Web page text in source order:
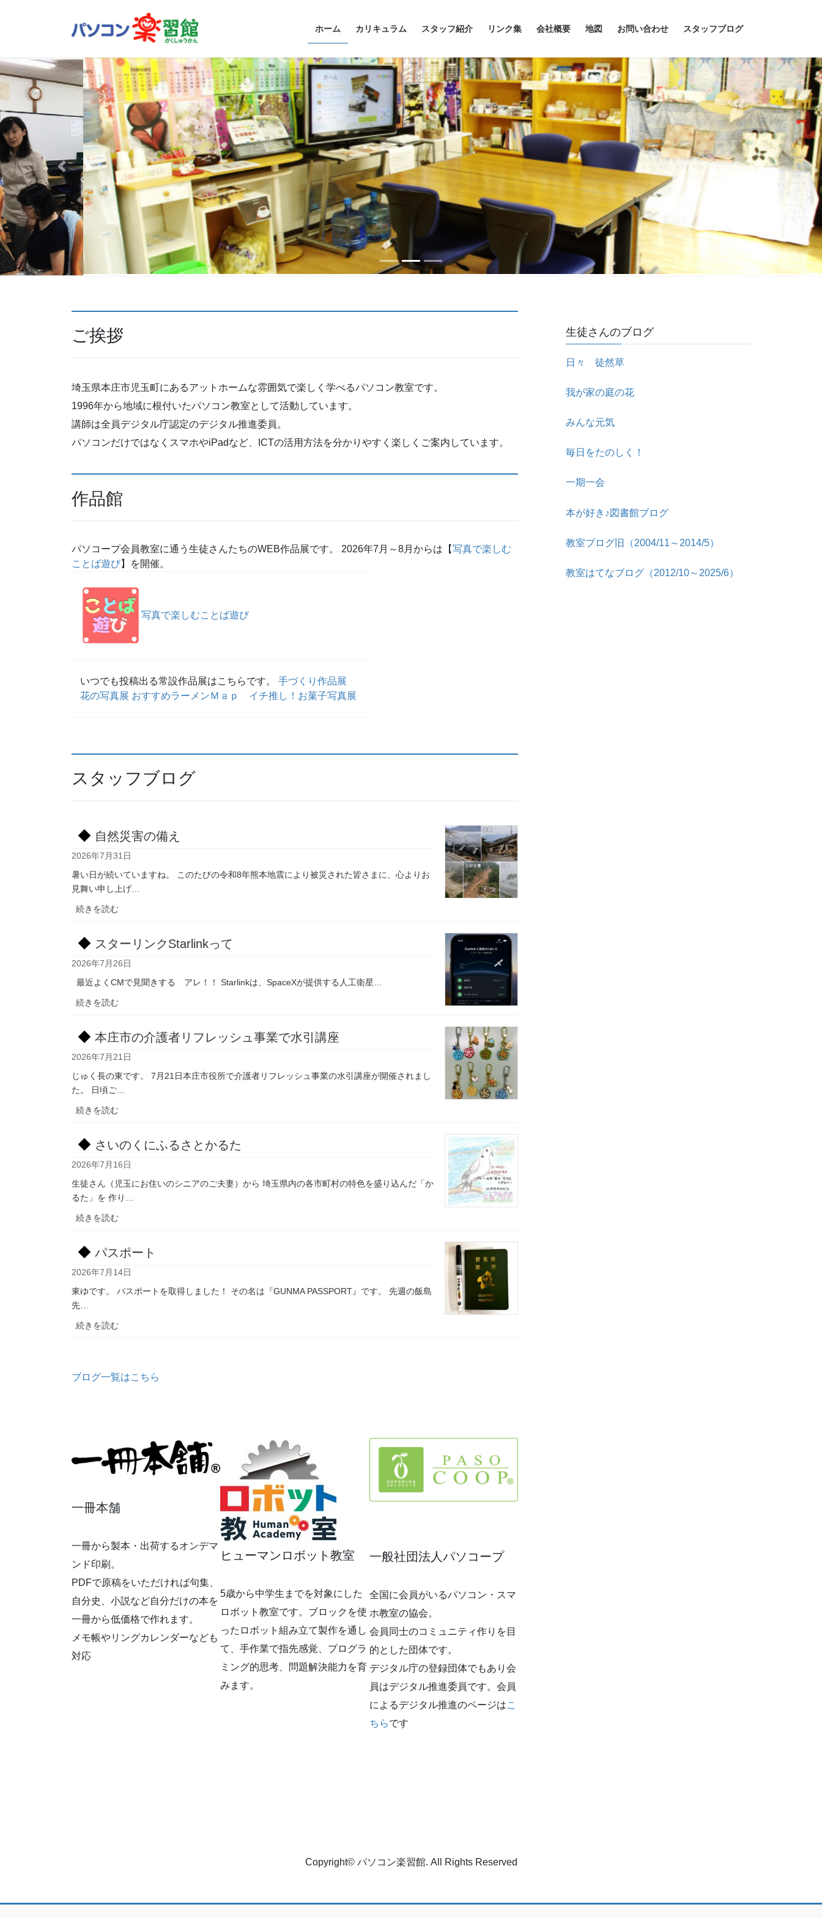
ツ
へ
ス
キ
ッ
プ
シ
ョ
ン
に
移
動
ホーム カリキュラム スタッフ紹介 リンク集 会社概要 地図 お問い合わせ スタッフブログ
Previous Next
ご挨拶
埼玉県本庄市児玉町にあるアットホームな雰囲気で楽しく学べるパソコン教室です。
1996年から地域に根付いたパソコン教室として活動しています。
講師は全員デジタル庁認定のデジタル推進委員。
パソコンだけではなくスマホやiPadなど、ICTの活用方法を分かりやすく楽しくご案内しています。
作品館
パソコープ会員教室に通う生徒さんたちのWEB作品展です。 2026年7月～8月からは【写真で楽しむ
ことば遊び】を開催。
写真で楽しむことば遊び
いつでも投稿出る常設作品展はこちらです。
手づくり作品展
花の写真展 おすすめラーメンＭａｐ イチ推し！お菓子写真展
スタッフブログ
自然災害の備え
2026年7月31日
暑い日が続いていますね。 このたびの令和8年熊本地震により被災された皆さまに、心よりお
見舞い申し上げ…
続きを読む
害
スターリンクStarlinkって
2026年7月26日
最近よくCMで見聞きする アレ！！ Starlinkは、SpaceXが提供する人工衛星…
続きを読む
ー
リ
ン
本庄市の介護者リフレッシュ事業で水引講座
2026年7月21日
じゅく長の東です。 7月21日本庄市役所で介護者リフレッシュ事業の水引講座が開催されまし
た。 日頃ご…
続きを読む
市
の
介
レ
シ
ュ
講
さいのくにふるさとかるた
2026年7月16日
生徒さん（児玉にお住いのシニアのご夫妻）から 埼玉県内の各市町村の特色を盛り込んだ「か
るた」を 作り…
続きを読む
の
く
に
た
パスポート
2026年7月14日
東ゆです。 パスポートを取得しました！ その名は『GUNMA PASSPORT』です。 先週の飯島
先…
続きを読む
ー
ブログ一覧はこちら
一冊本舗
一冊から製本・出荷するオンデマ
ンド印刷。
PDFで原稿をいただければ句集、
自分史、小説など自分だけの本を
一冊から低価格で作れます。
メモ帳やリングカレンダーなども
対応
ヒューマンロボット教室
5歳から中学生までを対象にした
ロボット教室です。ブロックを使
ったロボット組み立て製作を通し
て、手作業で指先感覚、プログラ
ミング的思考、問題解決能力を育
みます。
一般社団法人パソコープ
全国に会員がいるパソコン・スマ
ホ教室の協会。
会員同士のコミュニティ作りを目
的とした団体です。
デジタル庁の登録団体でもあり会
員はデジタル推進委員です。会員
によるデジタル推進のページは こ
ちら です
生徒さんのブログ
日々 徒然草
我が家の庭の花
みんな元気
毎日をたのしく！
一期一会
本が好き♪図書館ブログ
教室ブログ旧（2004/11～2014/5）
教室はてなブログ（2012/10～2025/6）
Copyright© パソコン楽習館. All Rights Reserved